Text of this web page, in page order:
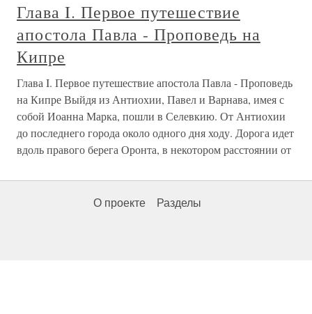
Глава I. Первое путешествие
апостола Павла - Проповедь на
Кипре
Глава I. Первое путешествие апостола Павла - Проповедь
на Кипре Выйдя из Антиохии, Павел и Варнава, имея с
собой Иоанна Марка, пошли в Селевкию. От Антиохии
до последнего города около одного дня ходу. Дорога идет
вдоль правого берега Оронта, в некотором расстоянии от
О проекте Разделы